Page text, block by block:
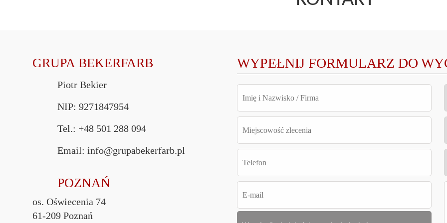
GRUPA BEKERFARB
Piotr Bekier
NIP: 9271847954
Tel.: +48 501 288 094
Email: info@grupabekerfarb.pl
POZNAŃ
os. Oświecenia 74
61-209 Poznań
WYPEŁNIJ FORMULARZ DO